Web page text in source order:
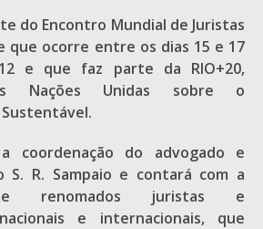
do Encontro Mundial de Juristas
que ocorre entre os dias 15 e 17
e que faz parte da RIO+20,
Nações Unidas sobre o
coordenação do advogado e
S. R. Sampaio e contará com a
renomados juristas e
e internacionais, que